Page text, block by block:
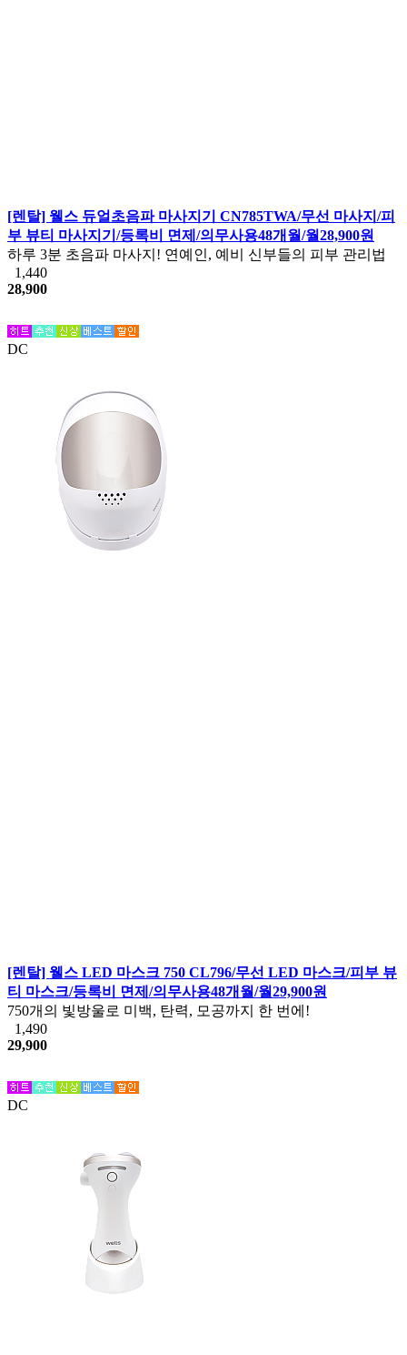
[렌탈] 웰스 듀얼초음파 마사지기 CN785TWA/무선 마사지/피
부 뷰티 마사지기/등록비 면제/의무사용48개월/월28,900원
하루 3분 초음파 마사지! 연예인, 예비 신부들의 피부 관리법
1,440
28,900
DC
[렌탈] 웰스 LED 마스크 750 CL796/무선 LED 마스크/피부 뷰
티 마스크/등록비 면제/의무사용48개월/월29,900원
750개의 빛방울로 미백, 탄력, 모공까지 한 번에!
1,490
29,900
DC